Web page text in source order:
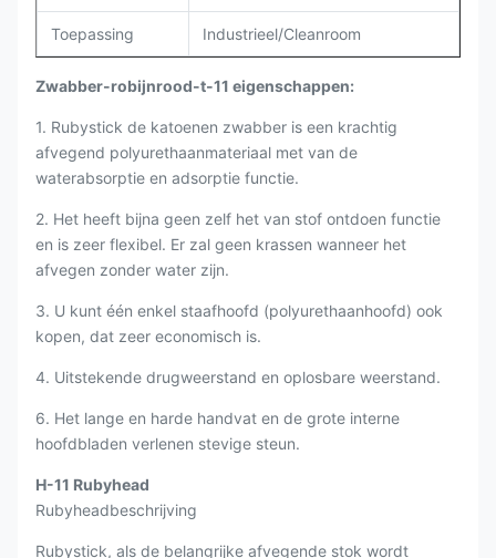
Toepassing Industrieel/Cleanroom
Zwabber-robijnrood-t-11 eigenschappen:
1. Rubystick de katoenen zwabber is een krachtig
afvegend polyurethaanmateriaal met van de
waterabsorptie en adsorptie functie.
2. Het heeft bijna geen zelf het van stof ontdoen functie
en is zeer flexibel. Er zal geen krassen wanneer het
afvegen zonder water zijn.
3. U kunt één enkel staafhoofd (polyurethaanhoofd) ook
kopen, dat zeer economisch is.
4. Uitstekende drugweerstand en oplosbare weerstand.
6. Het lange en harde handvat en de grote interne
hoofdbladen verlenen stevige steun.
H-11 Rubyhead
Rubyheadbeschrijving
Rubystick, als de belangrijke afvegende stok wordt